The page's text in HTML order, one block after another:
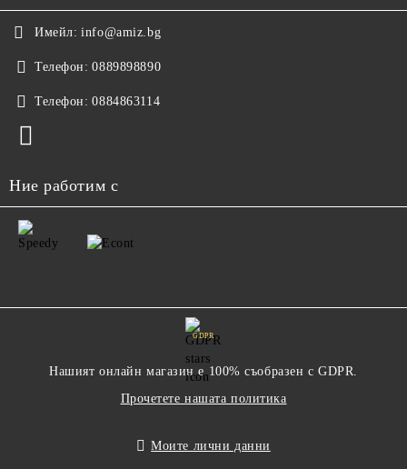
Имейл: info@amiz.bg
Телефон: 0889898890
Телефон: 0884863114
Ние работим с
GDPR
Нашият онлайн магазин е 100% съобразен с GDPR.
Прочетете нашата политика
Моите лични данни